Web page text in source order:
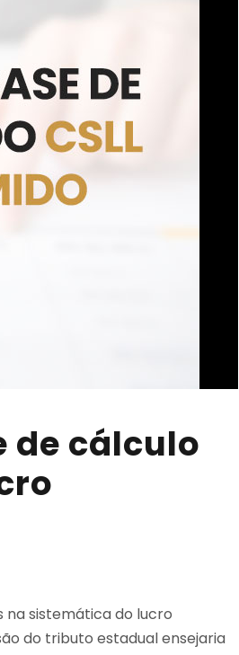
de cálculo
na sistemática do lucro
do tributo estadual ensejaria